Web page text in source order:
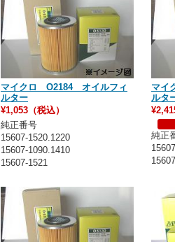
マイクロ O2184 オイルフィ
ルター
¥1,053（税込）
純正番号
15607-1520.1220
15607-1090.1410
15607-1521
マイ
ルタ
純正